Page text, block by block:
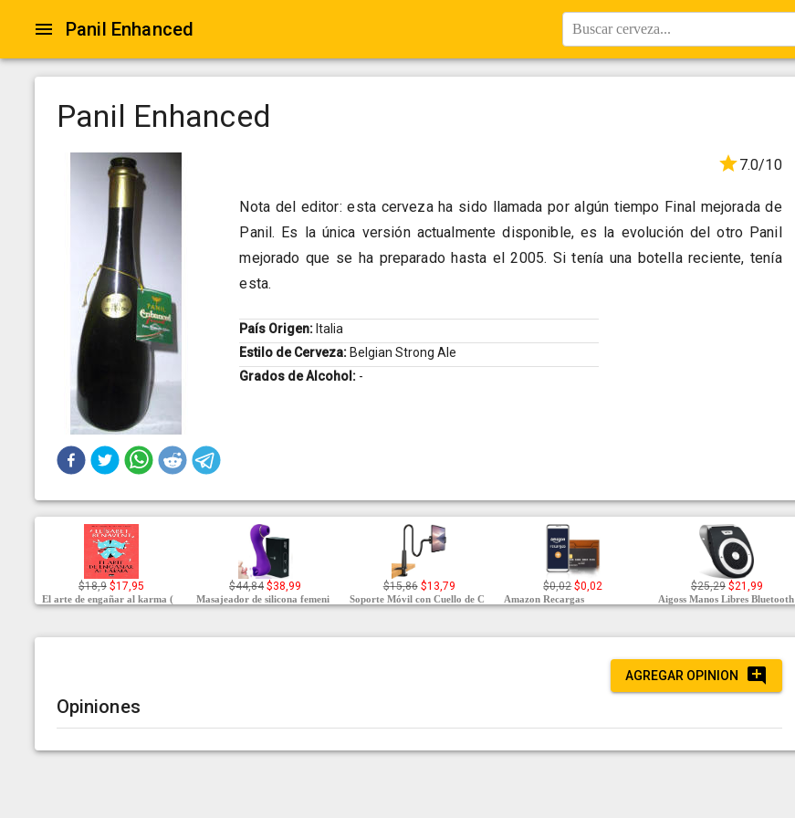
Panil Enhanced Buscar cerveza...
Panil Enhanced
7.0/10
Nota del editor: esta cerveza ha sido llamada por algún tiempo Final mejorada de
Panil. Es la única versión actualmente disponible, es la evolución del otro Panil
mejorado que se ha preparado hasta el 2005. Si tenía una botella reciente, tenía
esta.
País Origen: Italia
Estilo de Cerveza: Belgian Strong Ale
Grados de Alcohol: -
$18,9 $17,95
El arte de engañar al karma (
$44,84 $38,99
Masajeador de silicona femeni
$15,86 $13,79
Soporte Móvil con Cuello de C
$0,02 $0,02
Amazon Recargas
$25,29 $21,99
Aigoss Manos Libres Bluetooth
AGREGAR OPINION
Opiniones